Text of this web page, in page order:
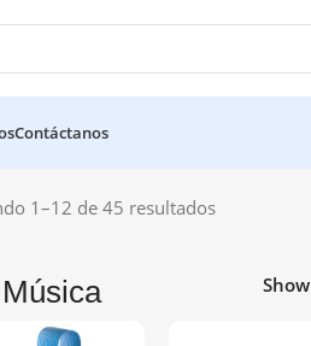
Contáctanos
1–12 de 45 resultados
Show